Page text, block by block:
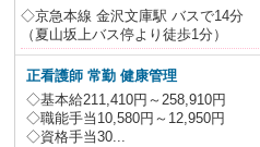
◇京急本線 金沢文庫駅 バスで14分
（夏山坂上バス停より徒歩1分）
正看護師常勤 健康管理
◇基本給211,410円～258,910円
◇職能手当10,580円～12,950円
◇資格手当30...